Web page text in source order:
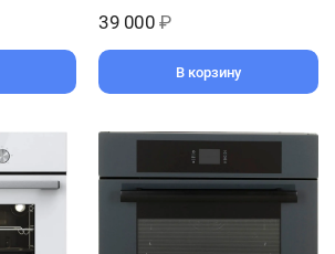
39 000 ₽
В корзину